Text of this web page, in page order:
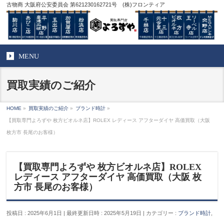
古物商 大阪府公安委員会 第621230162721号 (株)フロンティア
MENU
買取実績のご紹介
HOME » 買取実績のご紹介 » ブランド時計 »
【買取専門よろずや 枚方ビオルネ店】ROLEX レディース アフターダイヤ 高価買取（大阪
枚方市 長尾のお客様）
【買取専門よろずや 枚方ビオルネ店】ROLEX
レディース アフターダイヤ 高価買取（大阪 枚
方市 長尾のお客様）
投稿日 : 2025年6月1日 最終更新日時 : 2025年5月19日 カテゴリー : ブランド時計